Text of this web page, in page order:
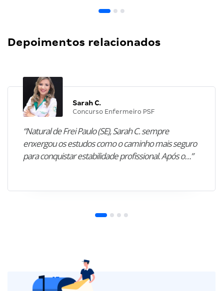
Depoimentos relacionados
Sarah C.
Concurso Enfermeiro PSF
“Natural de Frei Paulo (SE), Sarah C. sempre
enxergou os estudos como o caminho mais seguro
para conquistar estabilidade profissional. Após o…”